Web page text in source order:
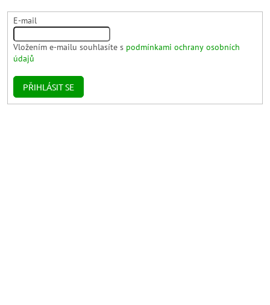
E-mail
Vložením e-mailu souhlasíte s podmínkami ochrany osobních
údajů
PŘIHLÁSIT SE